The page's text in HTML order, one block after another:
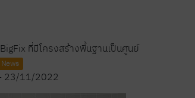
ที่มีโครงสร้างพื้นฐานเป็นศูนย์
News
23/11/2022